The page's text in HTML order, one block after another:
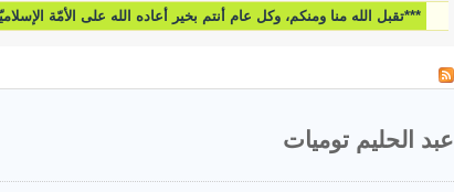
لطرح استفساراتكم وأسئلتكم واقتراحاتكم اتّصلوا بنا على البريد التّالي:
عبد الحليم توميات